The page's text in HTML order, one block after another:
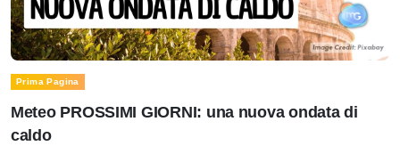
Prima Pagina
Meteo PROSSIMI GIORNI: una nuova ondata di
caldo